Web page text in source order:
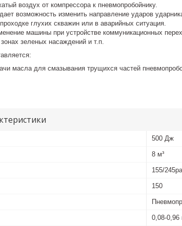
воздух от компрессора к пневмопробойнику.
возможность изменить направление ударов
глухих скважин или в аварийных ситуация.
машины при устройстве коммуникационных
зеленых насаждений и т.п.
масла для смазывания трущихся частей
500 Дж
8 м³
155/
150
0,08-